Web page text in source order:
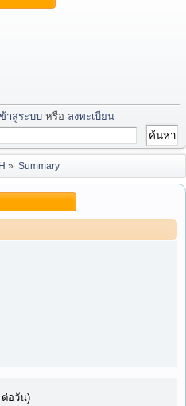
ข้าสู่ระบบ หรือ ลงทะเบียน
» Summary
ต่อวัน)